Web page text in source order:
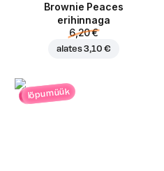
Brownie Peaces
erihinnaga
6,20 €
alates3,10 €
lõpumüük